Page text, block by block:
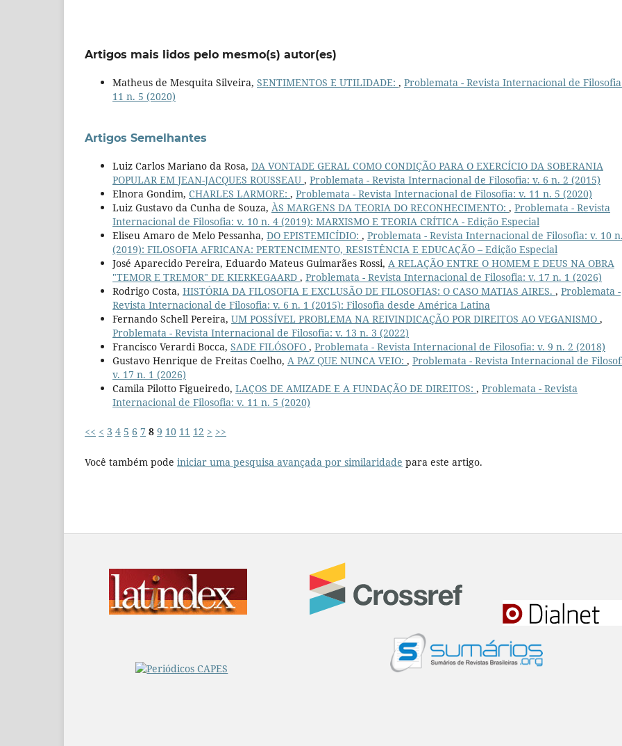
Artigos mais lidos pelo mesmo(s) autor(es)
Matheus de Mesquita Silveira, SENTIMENTOS E UTILIDADE: , Problemata - Revista Internacional de
11 n. 5 (2020)
Artigos Semelhantes
Luiz Carlos Mariano da Rosa, DA VONTADE GERAL COMO CONDIÇÃO PARA O EXERCÍCIO DA SOBERANIA
POPULAR EM JEAN-JACQUES ROUSSEAU , Problemata - Revista Internacional de Filosofia: v. 6 n. 2 (2015)
Elnora Gondim, CHARLES LARMORE: , Problemata - Revista Internacional de Filosofia: v. 11 n. 5 (2020)
Luiz Gustavo da Cunha de Souza, ÀS MARGENS DA TEORIA DO RECONHECIMENTO: , Problemata - Revista
Internacional de Filosofia: v. 10 n. 4 (2019): MARXISMO E TEORIA CRÍTICA - Edição Especial
Eliseu Amaro de Melo Pessanha, DO EPISTEMICÍDIO: , Problemata - Revista Internacional de Filosofia: v. 10
(2019): FILOSOFIA AFRICANA: PERTENCIMENTO, RESISTÊNCIA E EDUCAÇÃO – Edição Especial
José Aparecido Pereira, Eduardo Mateus Guimarães Rossi, A RELAÇÃO ENTRE O HOMEM E DEUS NA OBRA
"TEMOR E TREMOR" DE KIERKEGAARD , Problemata - Revista Internacional de Filosofia: v. 17 n. 1 (2026)
Rodrigo Costa, HISTÓRIA DA FILOSOFIA E EXCLUSÃO DE FILOSOFIAS: O CASO MATIAS AIRES. , Problemata -
Revista Internacional de Filosofia: v. 6 n. 1 (2015): Filosofia desde América Latina
Fernando Schell Pereira, UM POSSÍVEL PROBLEMA NA REIVINDICAÇÃO POR DIREITOS AO VEGANISMO ,
Problemata - Revista Internacional de Filosofia: v. 13 n. 3 (2022)
Francisco Verardi Bocca, SADE FILÓSOFO , Problemata - Revista Internacional de Filosofia: v. 9 n. 2 (2018)
Gustavo Henrique de Freitas Coelho, A PAZ QUE NUNCA VEIO: , Problemata - Revista Internacional de
v. 17 n. 1 (2026)
Camila Pilotto Figueiredo, LAÇOS DE AMIZADE E A FUNDAÇÃO DE DIREITOS: , Problemata - Revista
Internacional de Filosofia: v. 11 n. 5 (2020)
<< < 3 4 5 6 7 8 9 10 11 12 > >>
Você também pode iniciar uma pesquisa avançada por similaridade para este artigo.